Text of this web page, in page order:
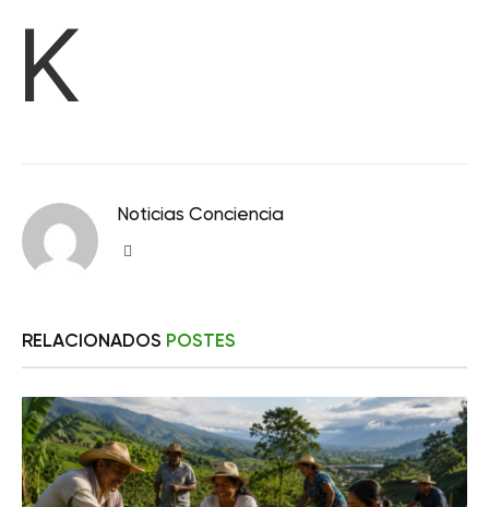
k
Noticias Conciencia
RELACIONADOS POSTES